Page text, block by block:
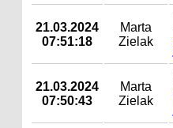
21.03.2024
07:51:18
Marta
Zielak
21.03.2024
07:50:43
Marta
Zielak